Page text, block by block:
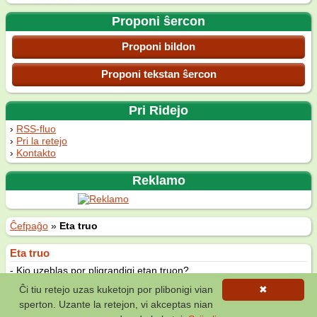
Proponi ŝercon
Proponi bildon
Proponi tekstan ŝercon
Pri Ridejo
RSS-fluo
Pri la retejo
Kontakto
Reklamo
Ĉefpaĝo » Eta truo
Eta truo
- Kio uzeblas por pligrandigi etan truon?
- Pedofilo.
(2 voĉoj)
La21-an de marto 2017 — Infanoj,
✖
Ĉi tiu retejo uzas kuketojn por plibonigi vian
sperton. Uzante la retejon, vi akceptas nian